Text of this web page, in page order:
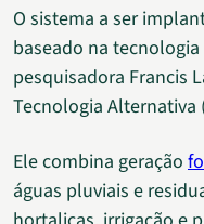
O sistema a ser
baseado na
pesquisadora Francis
Tecnologia Alternativa
Ele combina geração
águas pluviais e